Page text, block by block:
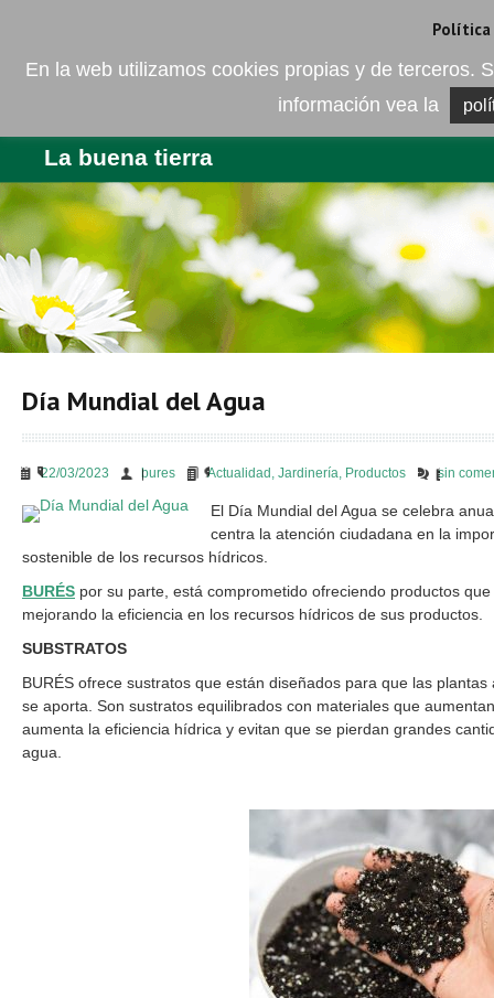
La buena tierra
EMPRESA PRODUCTOS
Día Mundial del Agua
22/03/2023 bures Actualidad , Jardinería, Productos sin
El Día Mundial del Agua se celebra
centra la atención ciudadana en la
sostenible de los recursos hídricos.
BURÉS por su parte, está comprometido ofreciendo productos
mejorando la eficiencia en los recursos hídricos de sus productos.
SUBSTRATOS
BURÉS ofrece sustratos que están diseñados para que las
se aporta. Son sustratos equilibrados con materiales que
aumenta la eficiencia hídrica y evitan que se pierdan grandes
agua.
Política
En la web utilizamos cookies propias y de terceros.
información vea la